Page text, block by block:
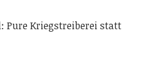
Pure Kriegstreiberei statt